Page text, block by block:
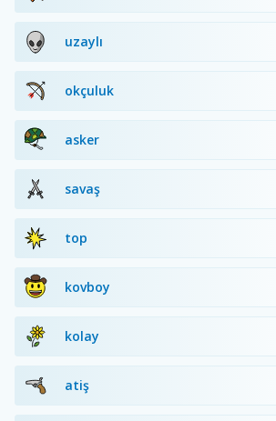
uzaylı
okçuluk
asker
savaş
top
kovboy
kolay
atiş